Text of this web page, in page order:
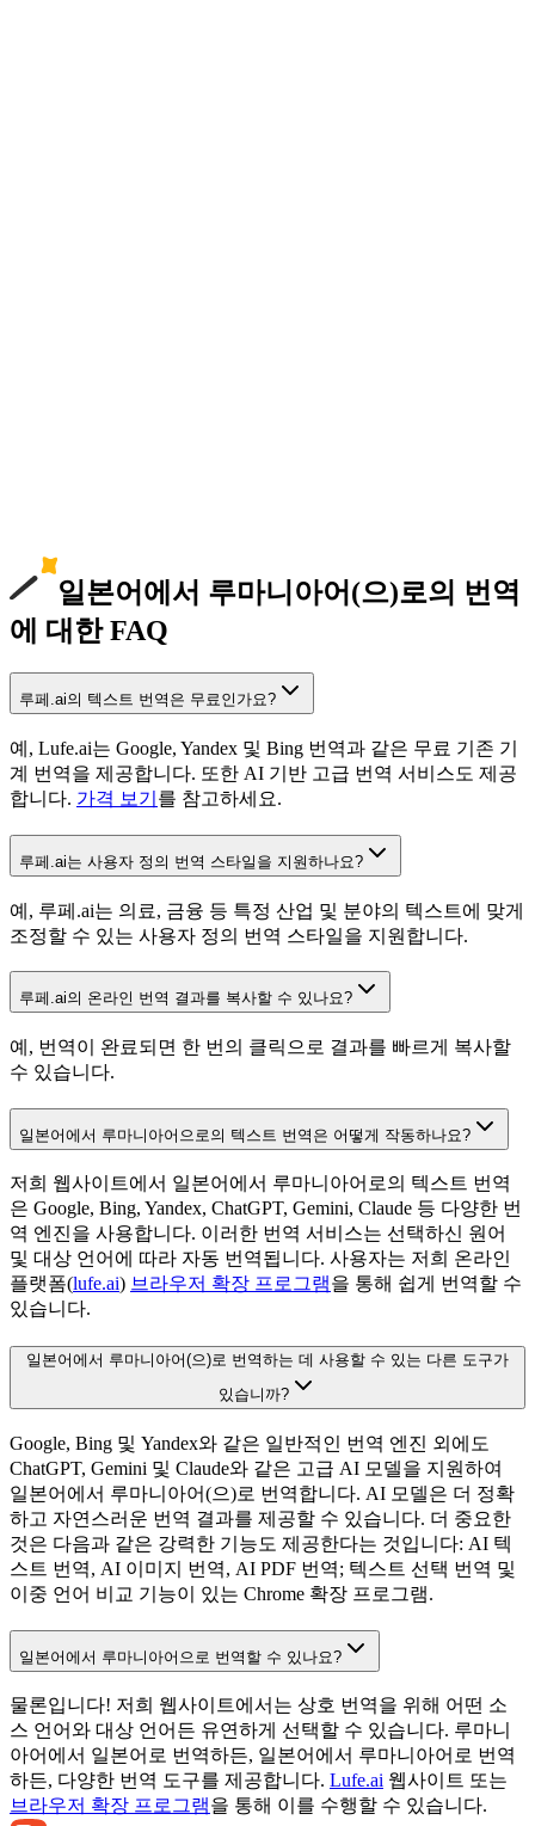
일본어에서 루마니아어(으)로의 번역
에 대한 FAQ
루페.ai의 텍스트 번역은 무료인가요?
예, Lufe.ai는 Google, Yandex 및 Bing 번역과 같은 무료 기존 기
계 번역을 제공합니다. 또한 AI 기반 고급 번역 서비스도 제공
합니다. 가격 보기 를 참고하세요.
루페.ai는 사용자 정의 번역 스타일을 지원하나요?
예, 루페.ai는 의료, 금융 등 특정 산업 및 분야의 텍스트에 맞게
조정할 수 있는 사용자 정의 번역 스타일을 지원합니다.
루페.ai의 온라인 번역 결과를 복사할 수 있나요?
예, 번역이 완료되면 한 번의 클릭으로 결과를 빠르게 복사할
수 있습니다.
일본어에서 루마니아어으로의 텍스트 번역은 어떻게 작동하나요?
저희 웹사이트에서 일본어에서 루마니아어로의 텍스트 번역
은 Google, Bing, Yandex, ChatGPT, Gemini, Claude 등 다양한 번
역 엔진을 사용합니다. 이러한 번역 서비스는 선택하신 원어
및 대상 언어에 따라 자동 번역됩니다. 사용자는 저희 온라인
플랫폼(lufe.ai) 브라우저 확장 프로그램을 통해 쉽게 번역할 수
있습니다.
일본어에서 루마니아어(으)로 번역하는 데 사용할 수 있는 다른 도구가
있습니까?
Google, Bing 및 Yandex와 같은 일반적인 번역 엔진 외에도
ChatGPT, Gemini 및 Claude와 같은 고급 AI 모델을 지원하여
일본어에서 루마니아어(으)로 번역합니다. AI 모델은 더 정확
하고 자연스러운 번역 결과를 제공할 수 있습니다. 더 중요한
것은 다음과 같은 강력한 기능도 제공한다는 것입니다: AI 텍
스트 번역, AI 이미지 번역, AI PDF 번역; 텍스트 선택 번역 및
이중 언어 비교 기능이 있는 Chrome 확장 프로그램.
일본어에서 루마니아어으로 번역할 수 있나요?
물론입니다! 저희 웹사이트에서는 상호 번역을 위해 어떤 소
스 언어와 대상 언어든 유연하게 선택할 수 있습니다. 루마니
아어에서 일본어로 번역하든, 일본어에서 루마니아어로 번역
하든, 다양한 번역 도구를 제공합니다. Lufe.ai 웹사이트 또는
브라우저 확장 프로그램을 통해 이를 수행할 수 있습니다.